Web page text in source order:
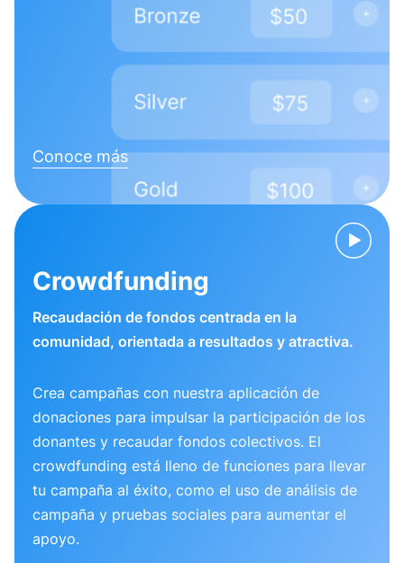
Conoce más
Crowdfunding
Recaudación de fondos centrada en la
comunidad, orientada a resultados y atractiva.
Crea campañas con nuestra aplicación de
donaciones para impulsar la participación de los
donantes y recaudar fondos colectivos. El
crowdfunding está lleno de funciones para llevar
tu campaña al éxito, como el uso de análisis de
campaña y pruebas sociales para aumentar el
apoyo.